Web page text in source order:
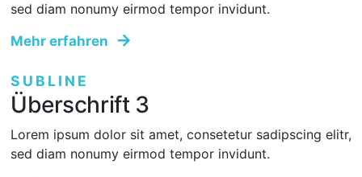
sed diam nonumy eirmod tempor invidunt.
Mehr erfahren
SUBLINE
Überschrift 3
Lorem ipsum dolor sit amet, consetetur sadipscing elitr,
sed diam nonumy eirmod tempor invidunt.